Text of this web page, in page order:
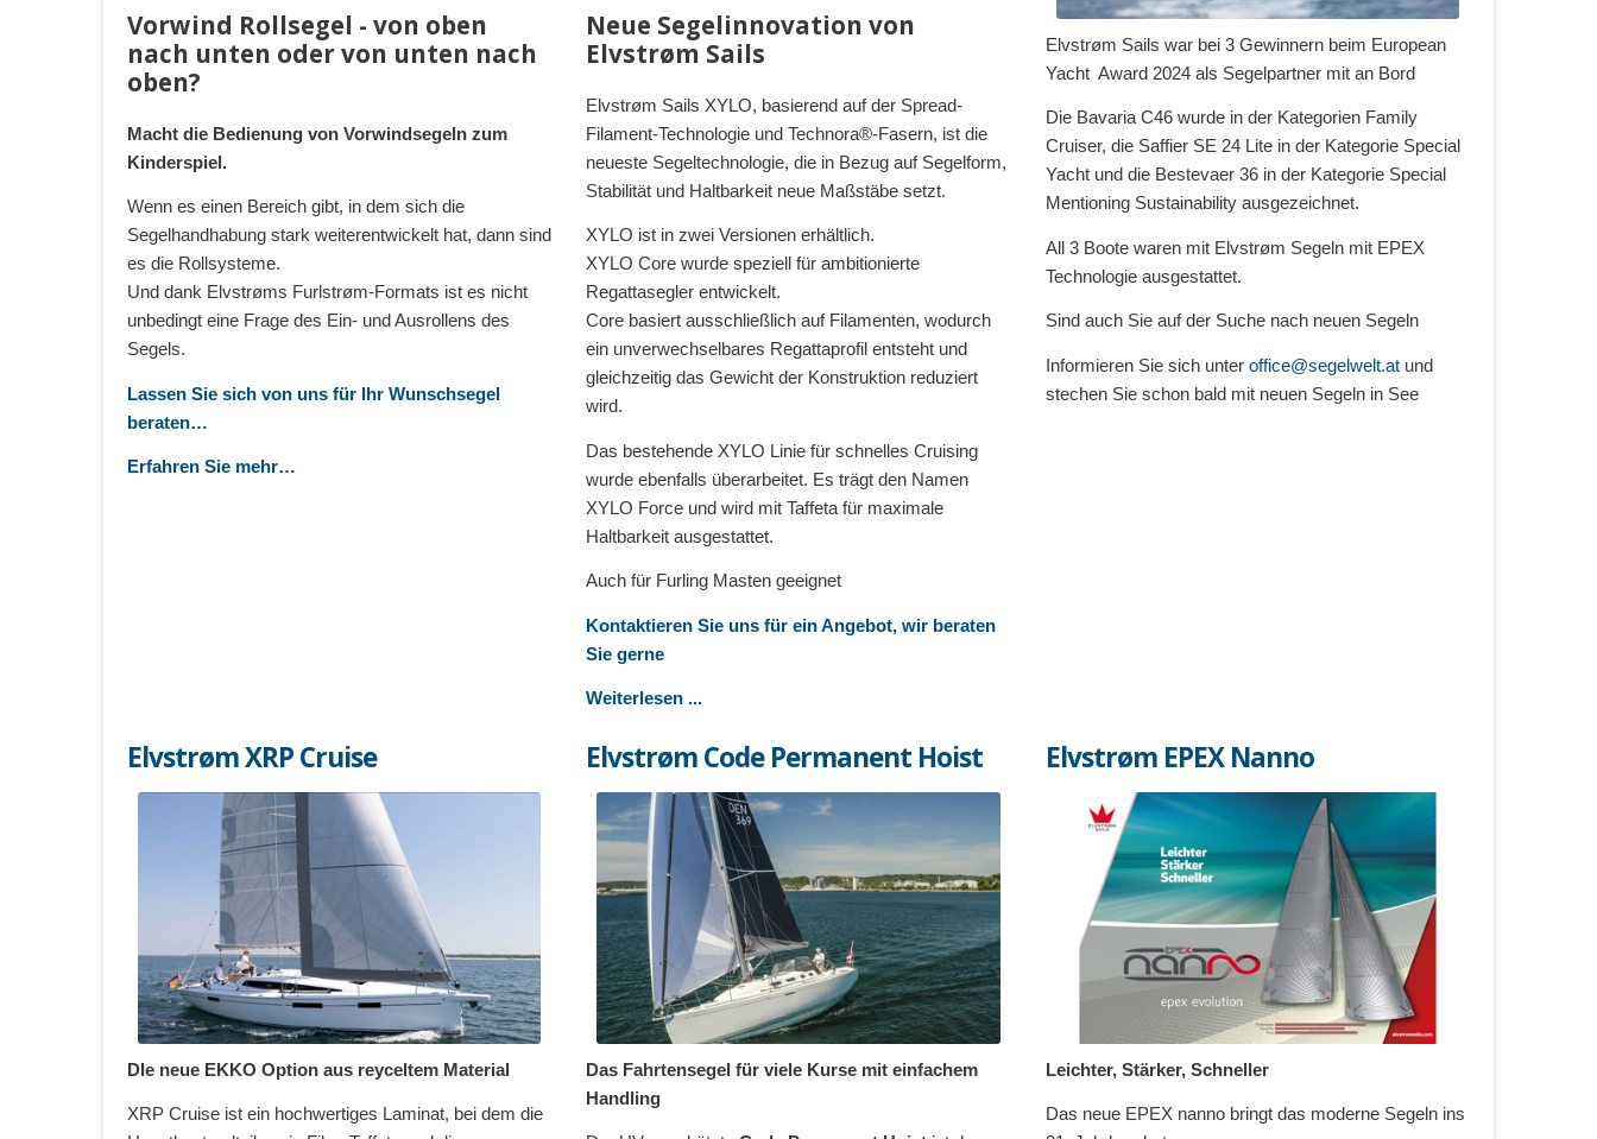
Vorwind Rollsegel - von oben
nach unten oder von unten nach
oben?
Macht die Bedienung von Vorwindsegeln zum
Kinderspiel.
Wenn es einen Bereich gibt, in dem sich die
Segelhandhabung stark weiterentwickelt hat, dann sind
es die Rollsysteme.
Und dank Elvstrøms Furlstrøm-Formats ist es nicht
unbedingt eine Frage des Ein- und Ausrollens des
Segels.
Lassen Sie sich von uns für Ihr Wunschsegel
beraten…
Erfahren Sie mehr…
Neue Segelinnovation von
Elvstrøm Sails
Elvstrøm Sails XYLO, basierend auf der Spread-
Filament-Technologie und Technora®-Fasern, ist die
neueste Segeltechnologie, die in Bezug auf Segelform,
Stabilität und Haltbarkeit neue Maßstäbe setzt.
XYLO ist in zwei Versionen erhältlich.
XYLO Core wurde speziell für ambitionierte
Regattasegler entwickelt.
Core basiert ausschließlich auf Filamenten, wodurch
ein unverwechselbares Regattaprofil entsteht und
gleichzeitig das Gewicht der Konstruktion reduziert
wird.
Das bestehende XYLO Linie für schnelles Cruising
wurde ebenfalls überarbeitet. Es trägt den Namen
XYLO Force und wird mit Taffeta für maximale
Haltbarkeit ausgestattet.
Auch für Furling Masten geeignet
Kontaktieren Sie uns für ein Angebot, wir beraten
Sie gerne
Weiterlesen ...
Elvstrøm Sails war bei 3 Gewinnern beim European
Yacht Award 2024 als Segelpartner mit an Bord
Die Bavaria C46 wurde in der Kategorien Family
Cruiser, die Saffier SE 24 Lite in der Kategorie Special
Yacht und die Bestevaer 36 in der Kategorie Special
Mentioning Sustainability ausgezeichnet.
All 3 Boote waren mit Elvstrøm Segeln mit EPEX
Technologie ausgestattet.
Sind auch Sie auf der Suche nach neuen Segeln
Informieren Sie sich unter office@segelwelt.atund
stechen Sie schon bald mit neuen Segeln in See
Elvstrøm XRP Cruise
DIe neue EKKO Option aus reyceltem Material
XRP Cruise ist ein hochwertiges Laminat, bei dem die
Elvstrøm Code Permanent Hoist
Das Fahrtensegel für viele Kurse mit einfachem
Handling
Elvstrøm EPEX Nanno
Leichter, Stärker, Schneller
Das neue EPEX nanno bringt das moderne Segeln ins